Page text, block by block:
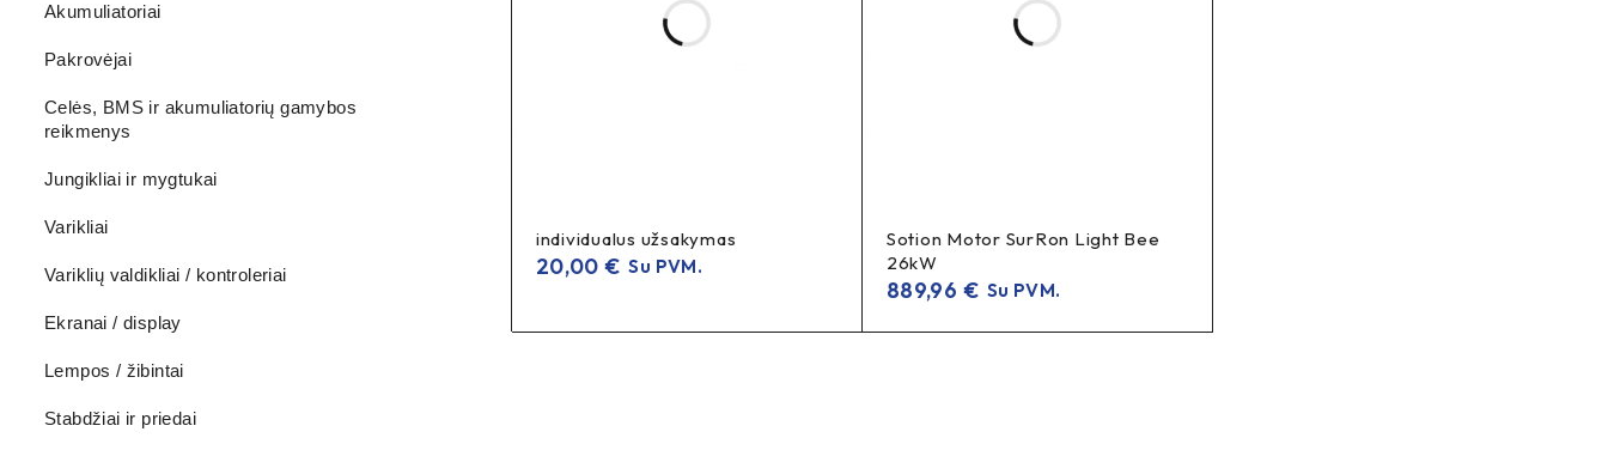
Akumuliatoriai
Pakrovėjai
Celės, BMS ir akumuliatorių gamybos
reikmenys
Jungikliai ir mygtukai
Varikliai
Variklių valdikliai / kontroleriai
Ekranai / display
Lempos / žibintai
Stabdžiai ir priedai
individualus užsakymas
20,00€ Su PVM.
Sotion Motor SurRon Light Bee
26kW
889,96 € Su PVM.